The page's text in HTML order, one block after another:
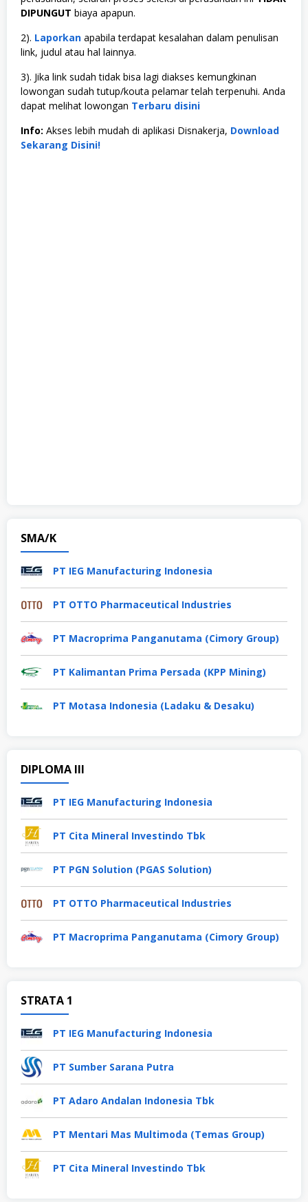
DIPUNGUT biaya apapun.
2). Laporkan apabila terdapat kesalahan dalam penulisan
link, judul atau hal lainnya.
3). Jika link sudah tidak bisa lagi diakses kemungkinan
lowongan sudah tutup/kouta pelamar telah terpenuhi. Anda
dapat melihat lowongan Terbaru disini
Info: Akses lebih mudah di aplikasi Disnakerja, Download
Sekarang Disini!
SMA/K
PT IEG Manufacturing Indonesia
PT OTTO Pharmaceutical Industries
PT Macroprima Panganutama (Cimory Group)
PT Kalimantan Prima Persada (KPP Mining)
PT Motasa Indonesia (Ladaku & Desaku)
DIPLOMA III
PT IEG Manufacturing Indonesia
PT Cita Mineral Investindo Tbk
PT PGN Solution (PGAS Solution)
PT OTTO Pharmaceutical Industries
PT Macroprima Panganutama (Cimory Group)
STRATA 1
PT IEG Manufacturing Indonesia
PT Sumber Sarana Putra
PT Adaro Andalan Indonesia Tbk
PT Mentari Mas Multimoda (Temas Group)
PT Cita Mineral Investindo Tbk